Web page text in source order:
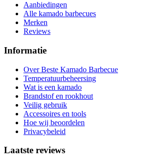
Aanbiedingen
Alle kamado barbecues
Merken
Reviews
Informatie
Over Beste Kamado Barbecue
Temperatuurbeheersing
Wat is een kamado
Brandstof en rookhout
Veilig gebruik
Accessoires en tools
Hoe wij beoordelen
Privacybeleid
Laatste reviews